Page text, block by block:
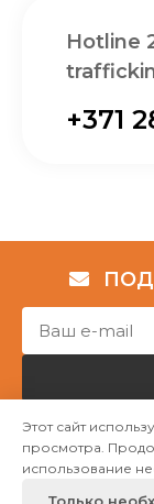
Hotline
+371
Авторские
Этот сайт
просмотра.
использование